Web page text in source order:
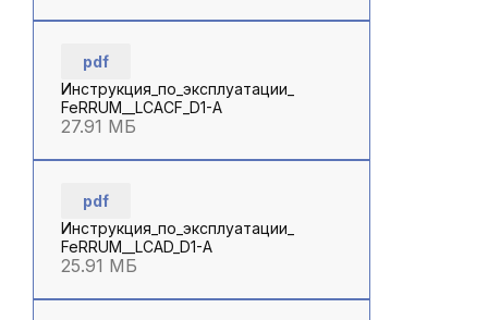
pdf
Инструкция_по_эксплуатации_
FeRRUM__LCACF_D1-A
27.91 МБ
pdf
Инструкция_по_эксплуатации_
FeRRUM__LCAD_D1-A
25.91 МБ